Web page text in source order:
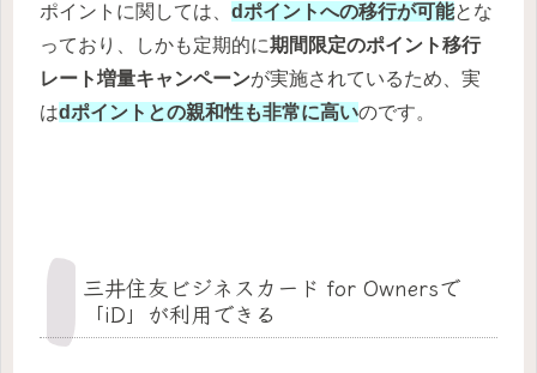
ポイントに関しては、 dポイントへの移行が可能とな
っており、しかも定期的に期間限定のポイント移行
レート増量キャンペーンが実施されているため、実
はdポイントとの親和性も非常に高いのです。
三井住友ビジネスカード for Ownersで
「iD」が利用できる